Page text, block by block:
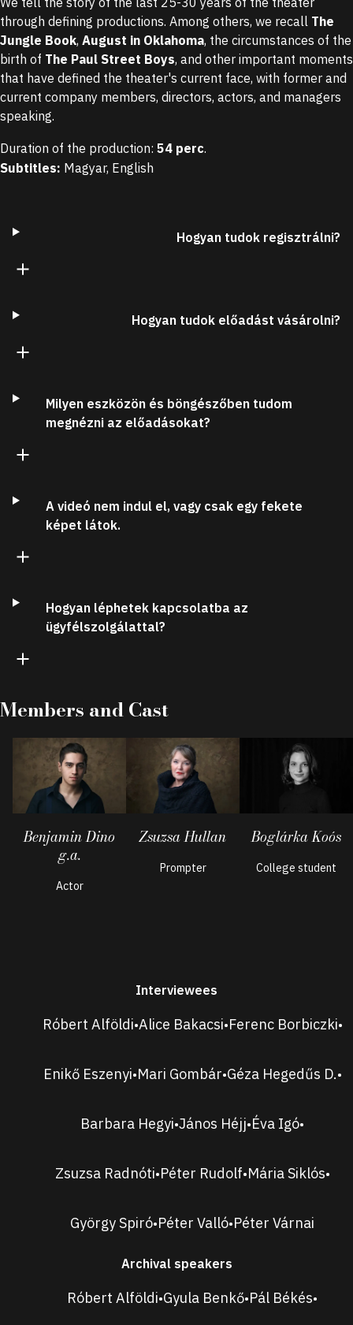
Víg125 docudrama, Episode
1
Part 1
Víg125 docudrama, Episode
2
Part 2
3
through defining productions. Among others, we recall The
Jungle Book, August in Oklahoma, the circumstances of the
birth of The Paul Street Boys, and other important moments
that have defined the theater's current face, with former and
current company members, directors, actors, and managers
speaking.
Duration of the production: 54 perc.
Subtitles: Magyar, English
Hogyan tudok regisztrálni?
Hogyan tudok előadást vásárolni?
Milyen eszközön és böngészőben tudom
megnézni az előadásokat?
A videó nem indul el, vagy csak egy fekete
képet látok.
Hogyan léphetek kapcsolatba az
ügyfélszolgálattal?
Members and Cast
Benjamin Dino
g.a.
Actor
Zsuzsa Hullan
Prompter
Boglárka Koós
College student
Interviewees
Róbert Alföldi•Alice Bakacsi•Ferenc Borbiczki•
Enikő Eszenyi•Mari Gombár•Géza Hegedűs D.•
Barbara Hegyi•János Héjj•Éva Igó•
Zsuzsa Radnóti•Péter Rudolf•Mária Siklós•
György Spiró•Péter Valló•Péter Várnai
Archival speakers
Róbert Alföldi•Gyula Benkő•Pál Békés•